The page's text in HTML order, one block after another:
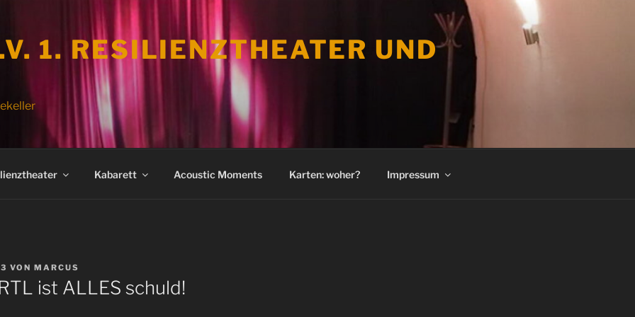
1. RESILIENZTHEATER UND
Kabarett Acoustic Moments Karten: woher? Impressum
VON MARCUS
ist ALLES schuld!